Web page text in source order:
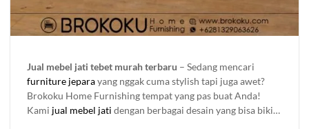
Jual mebel jati tebet murah terbaru – Sedang mencari
furniture jeparayang nggak cuma stylish tapi juga awet?
Brokoku Home Furnishing tempat yang pas buat Anda!
Kami jual mebel jati dengan berbagai desain yang bisa bikin